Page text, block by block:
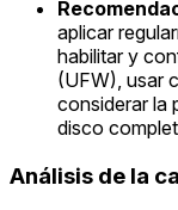
aplicar
habilitar y
(UFW), usar
considerar la
disco
Análisis de la